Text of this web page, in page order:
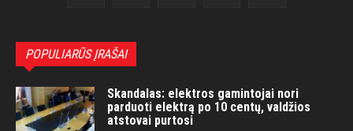
POPULIARŪS ĮRAŠAI
Skandalas: elektros gamintojai nori
parduoti elektrą po 10 centų, valdžios
atstovai purtosi